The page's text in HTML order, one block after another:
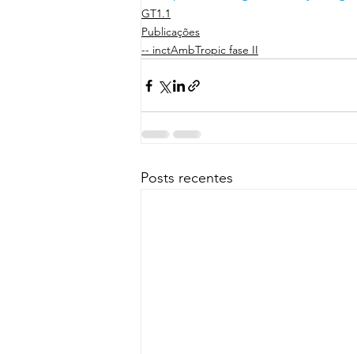
GT1.1
Publicações
-- inctAmbTropic fase II
Posts recentes